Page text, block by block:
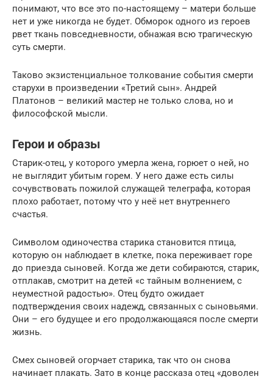
понимают, что все это по-настоящему – матери больше
нет и уже никогда не будет. Обморок одного из героев
рвет ткань повседневности, обнажая всю трагическую
суть смерти.
Таково экзистенциальное толкование события смерти
старухи в произведении «Третий сын». Андрей
Платонов – великий мастер не только слова, но и
философской мысли.
Герои и образы
Старик-отец, у которого умерла жена, горюет о ней, но
не выглядит убитым горем. У него даже есть силы
сочувствовать пожилой служащей телеграфа, которая
плохо работает, потому что у неё нет внутреннего
счастья.
Символом одиночества старика становится птица,
которую он наблюдает в клетке, пока переживает горе
до приезда сыновей. Когда же дети собираются, старик,
отплакав, смотрит на детей «с тайным волнением, с
неуместной радостью». Отец будто ожидает
подтверждения своих надежд, связанных с сыновьями.
Они – его будущее и его продолжающаяся после смерти
жизнь.
Смех сыновей огорчает старика, так что он снова
начинает плакать. Зато в конце рассказа отец «доволен